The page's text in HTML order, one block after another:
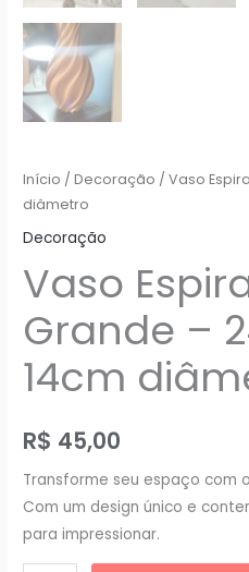
Início /Decoração / Vaso
diâmetro
Decoração
Vaso
Grande –
14cm
R$ 45,00
Transforme seu espaço com
Com um design único e
para impressionar.